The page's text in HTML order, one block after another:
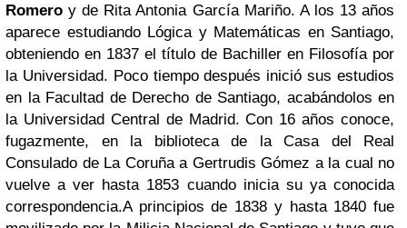
Romero y de Rita Antonia García Mariño. A los 13 años
aparece estudiando Lógica y Matemáticas en Santiago,
obteniendo en 1837 el título de Bachiller en Filosofía por
la Universidad. Poco tiempo después inició sus estudios
en la Facultad de Derecho de Santiago, acabándolos en
la Universidad Central de Madrid. Con 16 años conoce,
fugazmente, en la biblioteca de la Casa del Real
Consulado de La Coruña a Gertrudis Gómez a la cual no
vuelve a ver hasta 1853 cuando inicia su ya conocida
correspondencia.A principios de 1838 y hasta 1840 fue